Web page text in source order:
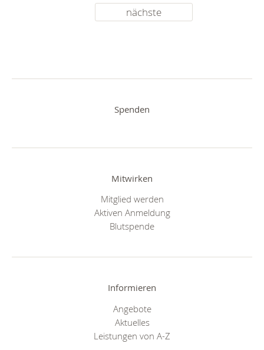
nächste
Spenden
Mitwirken
Mitglied werden
Aktiven Anmeldung
Blutspende
Informieren
Angebote
Aktuelles
Leistungen von A-Z